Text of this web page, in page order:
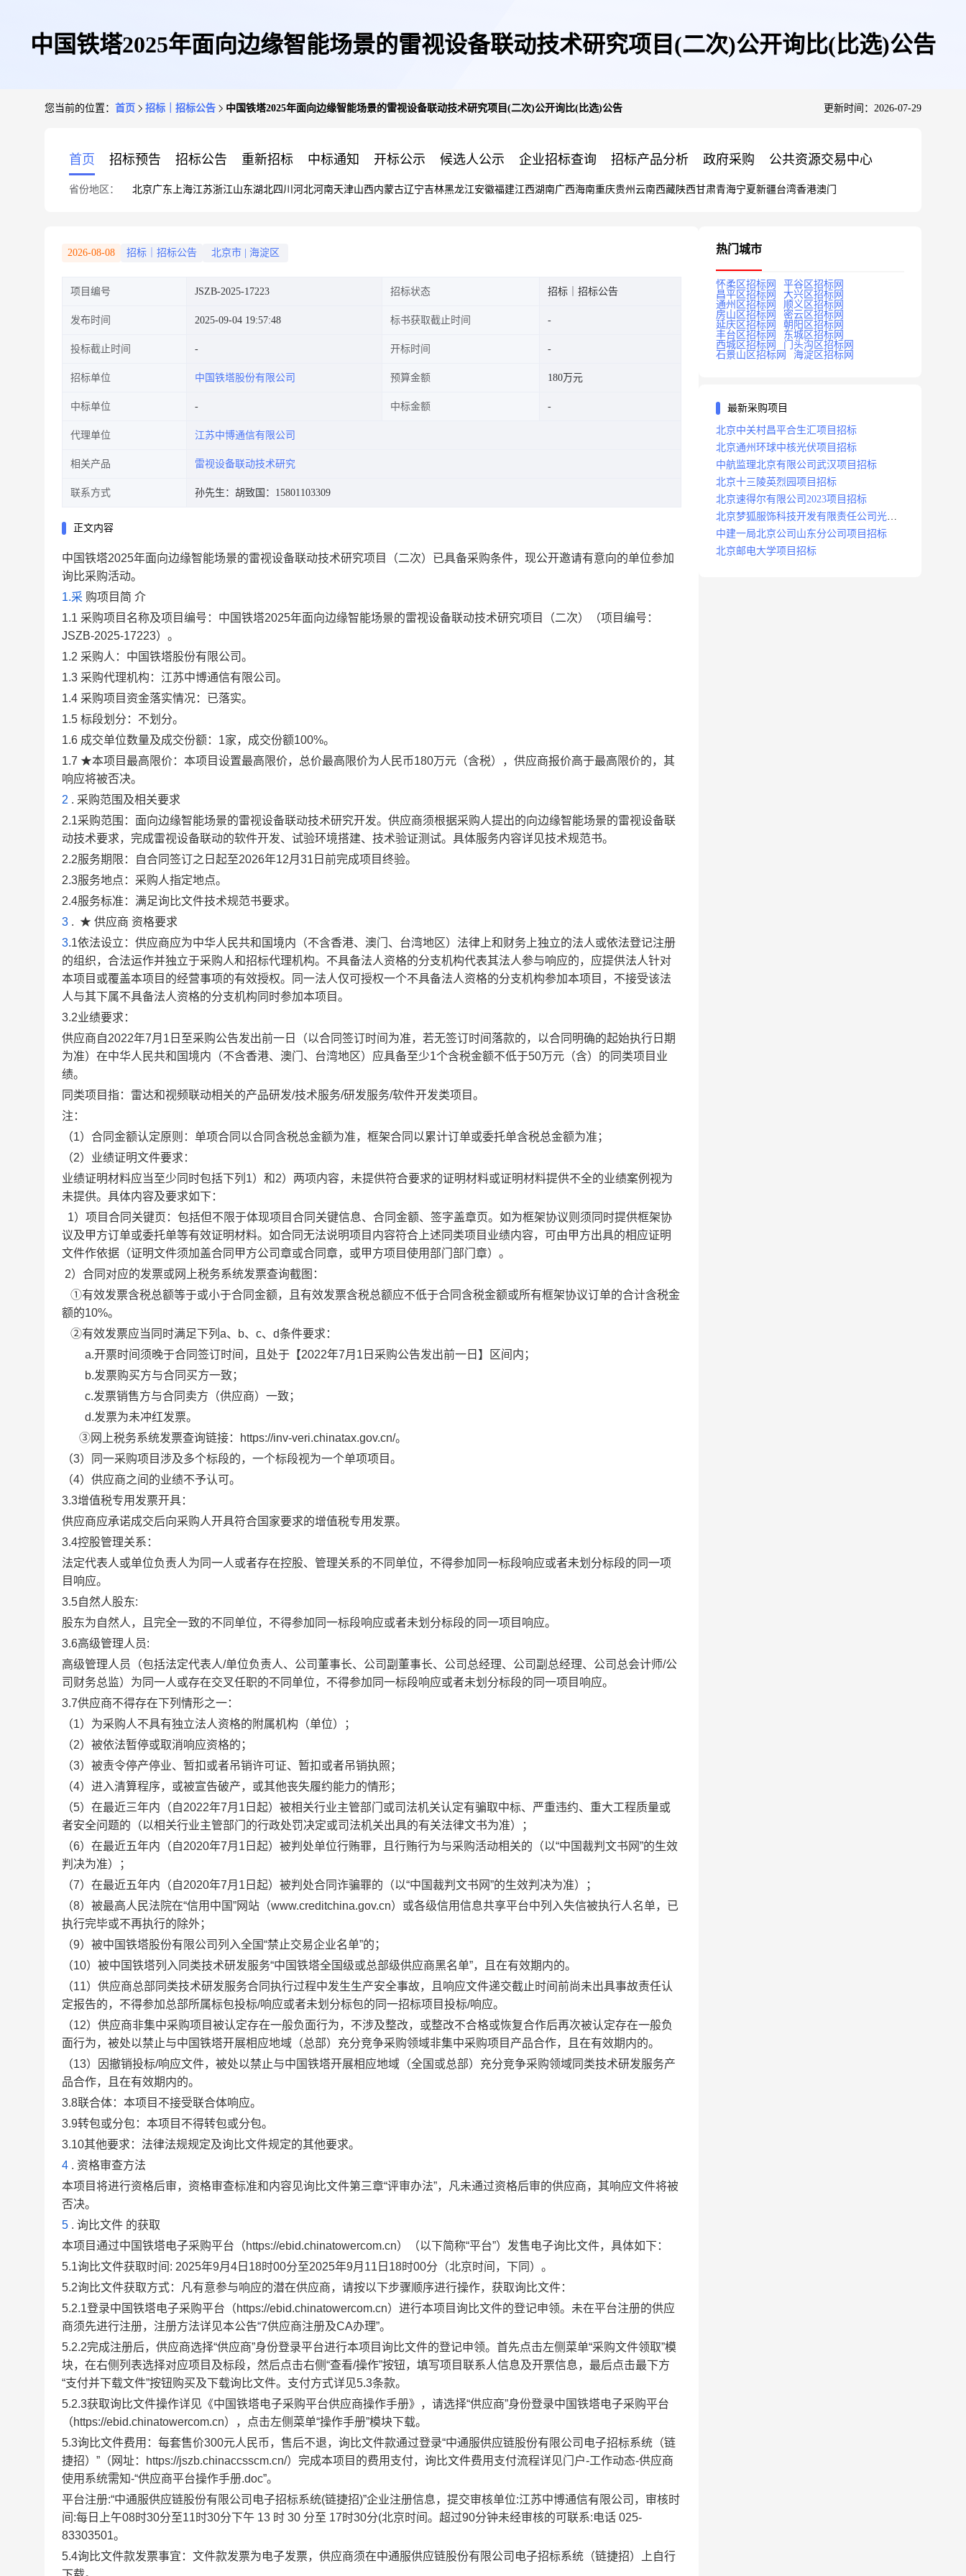
中国铁塔2025年面向边缘智能场景的雷视设备联动技术研究项目(二次)公开询比(比选)公告
您当前的位置： 首页 招标｜招标公告 中国铁塔2025年面向边缘智能场景的雷视设备联动技术研究项目(二次)公开询比(比选)公告 更新时间：2026-07-29
首页 招标预告 招标公告 重新招标 中标通知 开标公示 候选人公示 企业招标查询 招标产品分析 政府采购 公共资源交易中心
省份地区： 北京广东 上海江苏浙江山东湖北四川 河北河南天津山西内蒙古辽宁吉林黑龙江安徽福建江西湖南广西海南重庆贵州 云南西藏陕西甘肃青海宁夏新疆台湾香港澳门
2026-08-08 招标｜招标公告 北京市 海淀区
项目编号 JSZB-2025-17223 招标状态 招标｜招标公告
发布时间 2025-09-04 19:57:48 标书获取截止时间
投标截止时间 开标时间
招标单位 中国铁塔股份有限公司 预算金额 180万元
中标单位 中标金额
代理单位 江苏中博通信有限公司
相关产品 雷视设备联动技术研究
联系方式 孙先生： 胡致国：15801103309
正文内容
中国铁塔2025年面向边缘智能场景的雷视设备联动技术研究项目（二次）
已具备采购条件，现公开邀请有意向的单位参加
询比采购活动。
1.采 购项目简 介
1.1 采购项目名称及项目编号： 中国铁塔2025年面向边缘智能场景的雷视设备联动技术研究项目（二次）
（项目编号：
JSZB-2025-17223）。
1.2 采购人：中国铁塔股份有限公司。
1.3 采购代理机构：江苏中博通信有限公司。
1.4 采购项目资金落实情况：已落实。
1.5 标段划分：不划分。
1.6 成交单位数量及成交份额： 1家， 成交份额100%。
1.7 ★本项目最高限价：本项目设置最高限价，总价最高限价为人民币180万元（含税）， 供应商报价高于最高限价的，其
响应将被否决。
2 . 采购范围及相关要求
2.1采购范围 ： 面向边缘智能场景的雷视设备联动技术研究开发。供应商须根据采购人提出的向边缘智能场景的雷视设备联
动技术要求，完成雷视设备联动的软件开发、试验环境搭建、技术验证测试。具体服务内容详见技术规范书。
2.2服务期限：自合同签订之 日起至2026年12月31日前完成项目终验。
2.3服务地点： 采购人指定地点。
2.4服务标准： 满足询比文件技术规范书要求。
3 . ★ 供应商 资格要求
3.1依法设立：供应商应为中华人民共和国境内（不含香港、澳门、台湾地区）法律上和财务上独立的法人或依法登记注册
的组织，合法运作并独立于采购人和招标代理机构。不具备法人资格的分支机构代表其法人参与响应的，应提供法人针对
本项目或覆盖本项目的经营事项的有效授权。同一法人仅可授权一个不具备法人资格的分支机构参加本项目，不接受该法
人与其下属不具备法人资格的分支机构同时参加本项目。
3.2业绩要求：
供应商自2022年7月1日至采购公告发出前一日（以合同签订时间为准，若无签订时间落款的，以合同明确的起始执行日期
为准）在中华人民共和国境内（不含香港、澳门、台湾地区）应具备至少1个含税金额不低于50万元（含）的同类项目业
绩。
同类项目指：雷达和视频联动相关的产品研发/技术服务/研发服务/软件开发类项目。
注：
（1）合同金额认定原则：单项合同以合同含税总金额为准，框架合同以累计订单或委托单含税总金额为准；
（2）业绩证明文件要求：
业绩证明材料应当至少同时包括下列 1）和2）两项内容，未提供符合要求的证明材料或证明材料提供不全的业绩案例视为
未提供。具体内容及要求如下：
1）项目合同关键页：包括但不限于体现项目合同关键信息、合同金额、签字盖章页。如为框架协议则须同时提供框架协
议及甲方订单或委托单等有效证明材料。如合同无法说明项目内容符合上述同类项目业绩内容，可由甲方出具的相应证明
文件作依据（证明文件须加盖合同甲方公司章或合同章，或甲方项目使用部门部门章）。
2）合同对应的发票或网上税务系统发票查询截图：
①有效发票含税总额等于或小于合同金额，且有效发票含税总额应不低于合同含税金额或所有框架协议订单的合计含税金
额的10%。
②有效发票应当同时满足下列a、b、c、d条件要求：
a.开票时间须晚于合同签订时间，且处于【2022年7月1日采购公告发出前一日】区间内；
b.发票购买方与合同买方一致；
c.发票销售方与合同卖方（供应商）一致；
d.发票为未冲红发票。
③网上税务系统发票查询链接：https://inv-veri.chinatax.gov.cn/。
（3）同一采购项目涉及多个标段的，一个标段视为一个单项项目。
（4）供应商之间的业绩不予认可。
3.3增值税专用发票开具：
供应商应承诺成交后向采购人开具符合国家要求的增值税专用发票。
3.4控股管理关系 ：
法定代表人或单位负责人为同一人或者存在控股、管理关系的不同单位，不得参加同一标段响应或者未划分标段的同一项
目响应。
3.5自然人股东:
股东为自然人，且完全一致的不同单位，不得参加同一标段响应或者未划分标段的同一项目响应。
3.6高级管理人员:
高级管理人员（包括法定代表人/单位负责人、公司董事长、公司副董事长、公司总经理、公司副总经理、公司总会计师/公
司财务总监）为同一人或存在交叉任职的不同单位，不得参加同一标段响应或者未划分标段的同一项目响应。
3.7供应商不得存在下列情形之一：
（1）为采购人不具有独立法人资格的附属机构（单位）；
（2）被依法暂停或取消响应资格的；
（3）被责令停产停业、暂扣或者吊销许可证、暂扣或者吊销执照；
（4）进入清算程序，或被宣告破产，或其他丧失履约能力的情形；
（5）在最近三年内（自2022年7月1日起）被相关行业主管部门或司法机关认定有骗取中标、严重违约、重大工程质量或
者安全问题的（以相关行业主管部门的行政处罚决定或司法机关出具的有关法律文书为准）；
（6）在最近五年内（自2020年7月1日起）被判处单位行贿罪，且行贿行为与采购活动相关的（以“中国裁判文书网”的生效
判决为准）；
（7）在最近五年内（自2020年7月1日起）被判处合同诈骗罪的（以“中国裁判文书网”的生效判决为准）；
（8）被最高人民法院在“信用中国”网站（www.creditchina.gov.cn）或各级信用信息共享平台中列入失信被执行人名单，已
执行完毕或不再执行的除外；
（9）被中国铁塔股份有限公司列入全国“禁止交易企业名单”的；
（10）被中国铁塔列入同类技术研发服务“中国铁塔全国级或总部级供应商黑名单”，且在有效期内的。
（11）供应商总部同类技术研发服务合同执行过程中发生生产安全事故，且响应文件递交截止时间前尚未出具事故责任认
定报告的，不得参加总部所属标包投标/响应或者未划分标包的同一招标项目投标/响应。
（12）供应商非集中采购项目被认定存在一般负面行为，不涉及整改，或整改不合格或恢复合作后再次被认定存在一般负
面行为，被处以禁止与中国铁塔开展相应地域（总部）充分竞争采购领域非集中采购项目产品合作，且在有效期内的。
（13）因撤销投标/响应文件，被处以禁止与中国铁塔开展相应地域（全国或总部）充分竞争采购领域同类技术研发服务产
品合作，且在有效期内的。
3.8联合体：本项目不接受联合体响应。
3.9转包或分包：本项目不得转包或分包。
3.10其他要求 ：法律法规规定及询比文件规定的其他要求。
4 . 资格审查方法
本项目将进行资格后审，资格审查标准和内容见询比文件第三章“评审办法”，凡未通过资格后审的供应商，其响应文件将被
否决。
5 . 询比文件 的获取
本项目通过中国铁塔电子采购平台（https://ebid.chinatowercom.cn）（以下简称“平台”）发售电子询比文件，具体如下：
5.1询比文件获取时间 : 2025年9月 4 日 18时00分至2025年9月 11 日 18时00分（北京时间，下同） 。
5.2询比文件获取方式： 凡有意参与响应的潜在供应商，请按以下步骤顺序进行操作，获取询比文件：
5.2.1登录中国铁塔电子采购平台 （https://ebid.chinatowercom.cn）进行本项目询比文件的登记申领。未在平台注册的供应
商须先进行注册，注册方法详见本公告“7供应商注册及CA办理”。
5.2.2完成注册后， 供应商选择“供应商”身份登录平台进行本项目询比文件的登记申领。首先点击左侧菜单“采购文件领取”模
块，在右侧列表选择对应项目及标段，然后点击右侧“查看/操作”按钮，填写项目联系人信息及开票信息，最后点击最下方
“支付并下载文件”按钮购买及下载询比文件。支付方式详见5.3条款。
5.2.3获取询比文件操作详见《中国铁塔电子采购平台供应商操作手册》，请选择“供应商”身份登录中国铁塔电子采购平台
（https://ebid.chinatowercom.cn），点击左侧菜单“操作手册”模块下载。
5.3询比文件费用：每套售价300元人民币，售后不退，询比文件款通过登录“中通服供应链股份有限公司电子招标系统（链
捷招）”（网址：
https://jszb.chinaccsscm.cn/）完成本项目的费用支付，询比文件费用支付流程详见门户-工作动态-供应商
使用系统需知-“供应商平台操作手册.doc”。
平台注册:“中通服供应链股份有限公司电子招标系统(链捷招)”企业注册信息，提交审核单位:江苏中博通信有限公司，审核时
间:每日上午08时30分至11时30分下午 13 时 30 分至 17时30分(北京时间。超过90分钟未经审核的可联系:电话 025-
83303501。
5.4询比文件款发票事宜： 文件款发票为电子发票， 供应商须在中通服供应链股份有限公司电子招标系统（链捷招）
上自行
热门城市
怀柔区招标网
平谷区招标网
昌平区招标网
大兴区招标网
通州区招标网
顺义区招标网
房山区招标网
密云区招标网
延庆区招标网
朝阳区招标网
丰台区招标网
东城区招标网
西城区招标网
门头沟区招标网
石景山区招标网
海淀区招标网
最新采购项目
北京中关村昌平合生汇项目招标
北京通州环球中核光伏项目招标
中航监理北京有限公司武汉项目招标
北京十三陵英烈园项目招标
北京速得尔有限公司2023项目招标
北京梦狐服饰科技开发有限责任公司光绿
能项目招标公告
中建一局北京公司山东分公司项目招标
北京邮电大学项目招标